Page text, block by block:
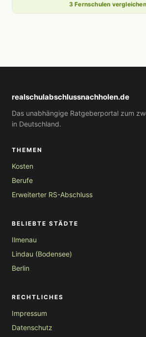
3 Fernschulen vergleichen
realschulabschlussnachholen.de
Das unabhängige Ratgeberportal zum
in Deutschland.
THEMEN
Kosten
Berufe
Erweiterter RS-Abschluss
BELIEBTE STÄDTE
Ilmenau
Lindau (Bodensee)
Berlin
RECHTLICHES
Impressum
Datenschutz